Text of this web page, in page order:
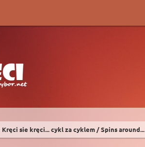
Kręci sie kręci... cykl za cyklem / Spins